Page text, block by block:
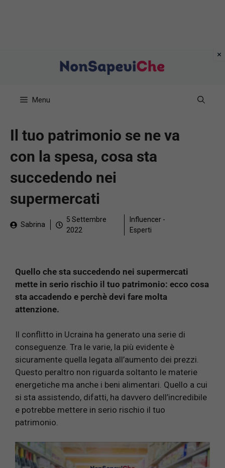
Menu
Il tuo patrimonio se ne va
con la spesa, cosa sta
succedendo nei
supermercati
Sabrina
5 Settembre
2022
Influencer -
Esperti
Quello che sta succedendo nei supermercati
mette in serio rischio il tuo patrimonio: ecco cosa
sta accadendo e perchè devi fare molta
attenzione.
Il conflitto in Ucraina ha generato una serie di
conseguenze. Tra le varie, la più evidente è
sicuramente quella legata all’aumento dei prezzi.
Questo peraltro non riguarda soltanto le materie
energetiche ma anche i beni alimentari. Quello a cui
si sta assistendo, difatti, ha davvero dell’incredibile
e potrebbe mettere in serio rischio il tuo
patrimonio.